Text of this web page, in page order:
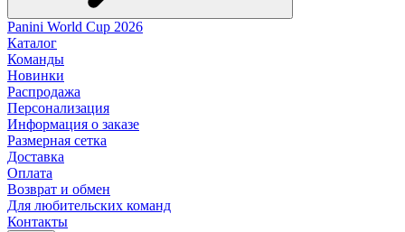
Panini World Cup 2026
Каталог
Команды
Новинки
Распродажа
Персонализация
Информация о заказе
Размерная сетка
Доставка
Оплата
Возврат и обмен
Для любительских команд
Контакты